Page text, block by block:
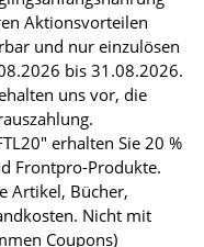
Aktionsvorteilen
und nur einzulösen
bis 31.08.2026.
uns vor, die
erhalten Sie 20 %
Frontpro-Produkte.
Artikel, Bücher,
Nicht mit
Coupons)